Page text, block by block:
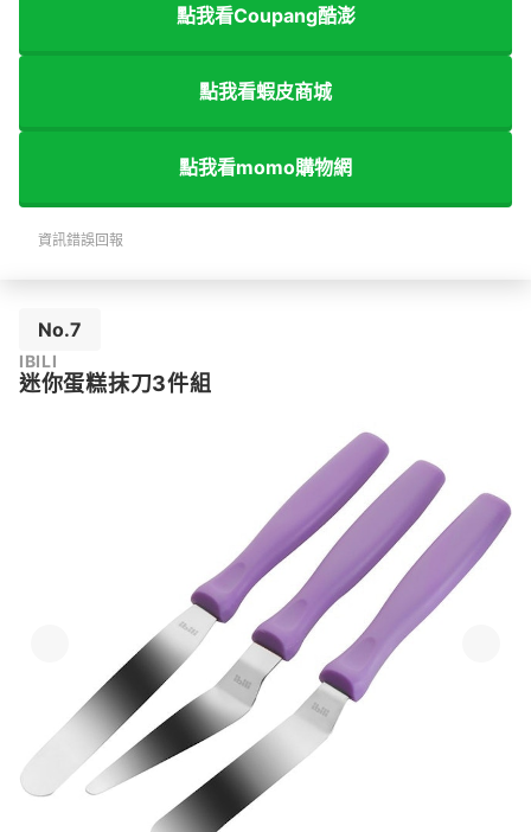
點我看Coupang酷澎
點我看蝦皮商城
點我看momo購物網
資訊錯誤回報
No.7
IBILI
迷你蛋糕抹刀3件組